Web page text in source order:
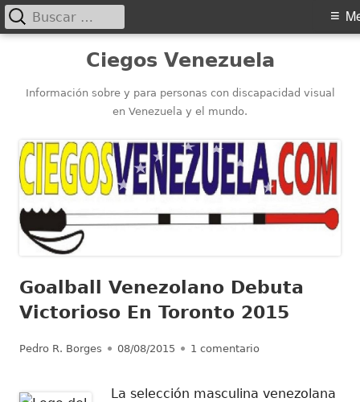
contenido
Ciegos Venezuela
Información sobre y para personas con discapacidad visual
en Venezuela y el mundo.
Menú
principal
Buscar:
Goalball Venezolano Debuta
Victorioso En Toronto 2015
Autor
Pedro R. Borges Publicado
08/08/2015 1 comentarioen Goalball
La selección masculina venezolana